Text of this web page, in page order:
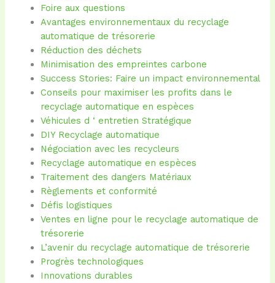
Foire aux questions
Avantages environnementaux du recyclage
automatique de trésorerie
Réduction des déchets
Minimisation des empreintes carbone
Success Stories: Faire un impact environnemental
Conseils pour maximiser les profits dans le
recyclage automatique en espèces
Véhicules d ‘ entretien Stratégique
DIY Recyclage automatique
Négociation avec les recycleurs
Recyclage automatique en espèces
Traitement des dangers Matériaux
Règlements et conformité
Défis logistiques
Ventes en ligne pour le recyclage automatique de
trésorerie
L’avenir du recyclage automatique de trésorerie
Progrès technologiques
Innovations durables